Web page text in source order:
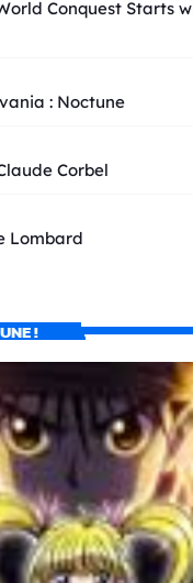
Conquest Starts
: Noctune
Corbel
Lombard
!